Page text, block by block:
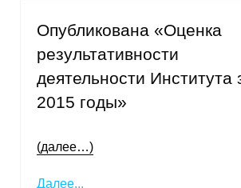
Опубликована «Оценка
результативности
деятельности Института
2015 годы»
(далее…)
Далее...